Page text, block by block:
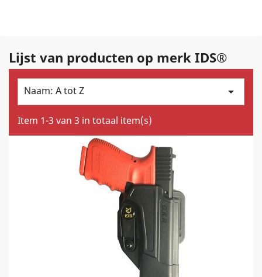
Lijst van producten op merk IDS®
Naam: A tot Z 
Item 1-3 van 3 in totaal item(s)